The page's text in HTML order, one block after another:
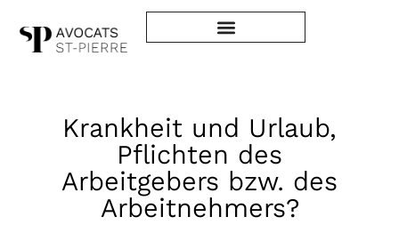
Krankheit und Urlaub,
Pflichten des
Arbeitgebers bzw. des
Arbeitnehmers?